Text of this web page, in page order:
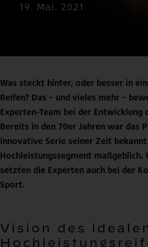
19. Mai. 2021
Was steckt hinter, oder besser in
Reifen? Das – und vieles mehr –
Experten-Team bei der Entwicklung
Bereits in den 70er Jahren war das
innovative Serie seiner Zeit
Hochleistungssegment maßgeblich.
setzten die Experten auch bei der
Sport.
Vision des